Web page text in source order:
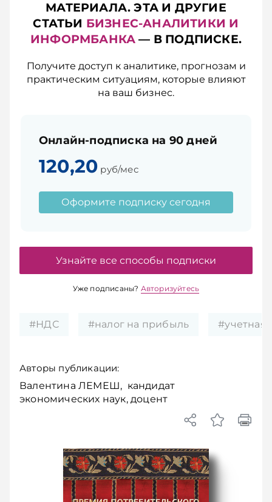
МАТЕРИАЛА. ЭТА И ДРУГИЕ
СТАТЬИ БИЗНЕС-АНАЛИТИКИ И
ИНФОРМБАНКА — В ПОДПИСКЕ.
Получите доступ к аналитике, прогнозам и
практическим ситуациям, которые влияют
на ваш бизнес.
Онлайн-подписка на 90 дней
120,20 руб/мес
Оформите подписку сегодня
Узнайте все способы подписки
Уже подписаны? Авторизуйтесь
#НДС #налог на прибыль #учетная
Авторы публикации:
Валентина ЛЕМЕШ, кандидат
экономических наук, доцент